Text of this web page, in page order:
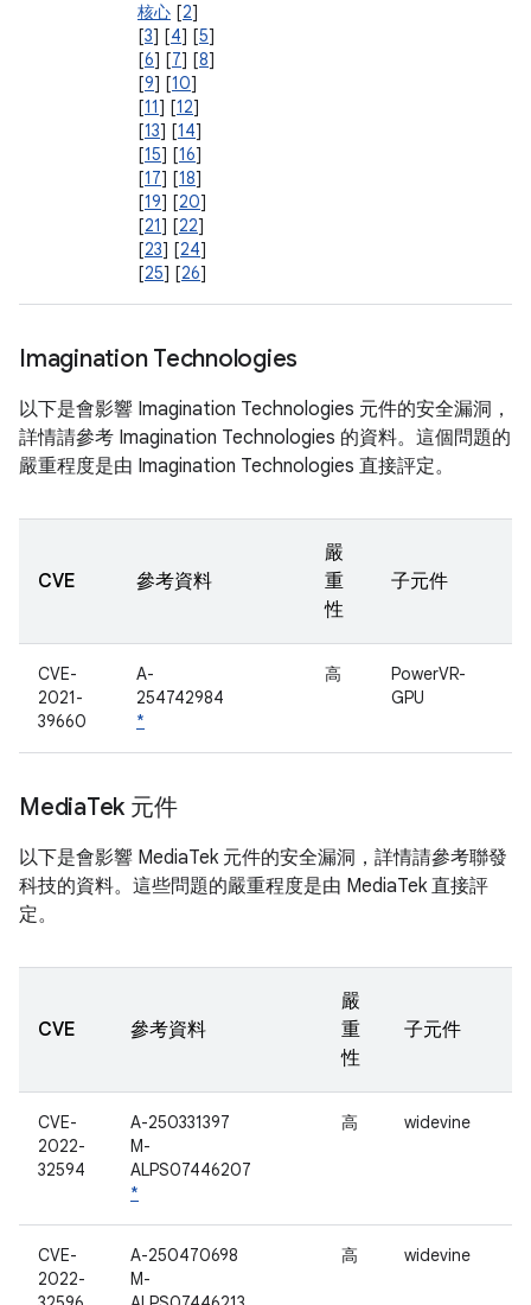
核心 [2]
[3] [4] [5]
[6] [7] [8]
[9] [10]
[11] [12]
[13] [14]
[15] [16]
[17] [18]
[19] [20]
[21] [22]
[23] [24]
[25] [26]
Imagination Technologies
以下是會影響 Imagination Technologies 元件的安全漏洞，
詳情請參考 Imagination Technologies 的資料。這個問題的
嚴重程度是由 Imagination Technologies 直接評定。
CVE 參考資料
嚴
重
性
子元件
CVE-
2021-
39660
A-
254742984
*
高
PowerVR-
GPU
MediaTek 元件
以下是會影響 MediaTek 元件的安全漏洞，詳情請參考聯發
科技的資料。這些問題的嚴重程度是由 MediaTek 直接評
定。
CVE 參考資料
嚴
重
性
子元件
CVE-
2022-
32594
A-250331397
M-
ALPS07446207
*
高 widevine
CVE-
2022-
A-250470698
M-
高 widevine